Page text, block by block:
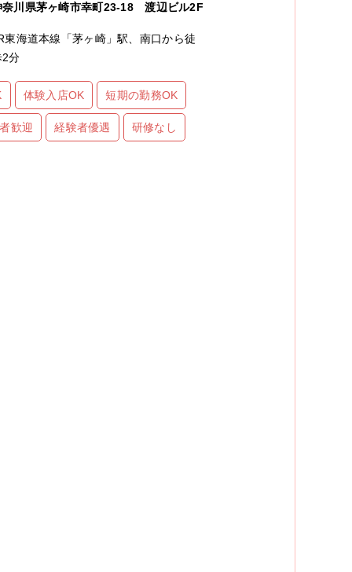
奈川県茅ヶ崎市幸町23-18 渡辺ビル2F
東海道本線「茅ヶ崎」駅、南口から徒
2分
体験入店OK 短期の勤務OK
歓迎 経験者優遇 研修なし